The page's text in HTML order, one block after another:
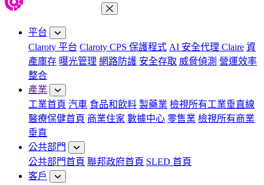
平台
Claroty 平台 Claroty CPS 保護程式 AI 安全代理 Claire 資
產庫存 曝光管理 網路防護 安全存取 威脅偵測 營運效率
整合
產業
工業首頁 汽車 食品和飲料 製藥業 檢視所有工業垂直線
醫療保健首頁 商業住家 數據中心 零售業 檢視所有商業
垂直
公共部門
公共部門首頁 聯邦政府首頁 SLED 首頁
客戶